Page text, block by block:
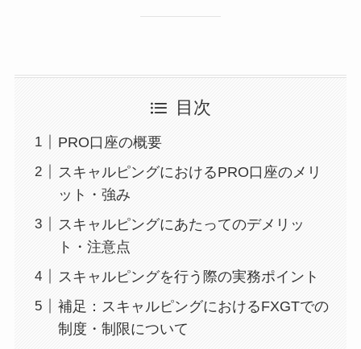
目次
PRO口座の概要
スキャルピングにおけるPRO口座のメリ
ット・強み
スキャルピングにあたってのデメリッ
ト・注意点
スキャルピングを行う際の実務ポイント
補足：スキャルピングにおけるFXGTでの
制度・制限について